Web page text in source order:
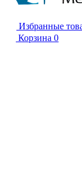
Избранные
Корзина 0